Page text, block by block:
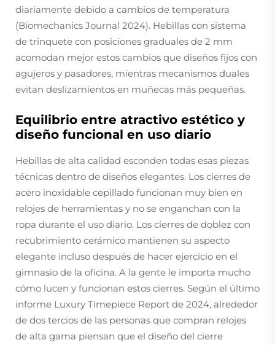
diariamente debido a cambios de temperatura
(Biomechanics Journal 2024). Hebillas con sistema
de trinquete con posiciones graduales de 2 mm
acomodan mejor estos cambios que diseños fijos con
agujeros y pasadores, mientras mecanismos duales
evitan deslizamientos en muñecas más pequeñas.
Equilibrio entre atractivo estético y
diseño funcional en uso diario
Hebillas de alta calidad esconden todas esas piezas
técnicas dentro de diseños elegantes. Los cierres de
acero inoxidable cepillado funcionan muy bien en
relojes de herramientas y no se enganchan con la
ropa durante el uso diario. Los cierres de doblez con
recubrimiento cerámico mantienen su aspecto
elegante incluso después de hacer ejercicio en el
gimnasio de la oficina. A la gente le importa mucho
cómo lucen y funcionan estos cierres. Según el último
informe Luxury Timepiece Report de 2024, alrededor
de dos tercios de las personas que compran relojes
de alta gama piensan que el diseño del cierre